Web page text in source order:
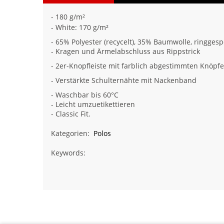
- 180 g/m²
- White: 170 g/m²
- 65% Polyester (recycelt), 35% Baumwolle,
- Kragen und Ärmelabschluss aus Rippstrick
- 2er-Knopfleiste mit farblich abgestimmten
- Verstärkte Schulternähte mit Nackenband
- Waschbar bis 60°C
- Leicht umzuetikettieren
- Classic Fit.
Kategorien: Polos
Keywords: